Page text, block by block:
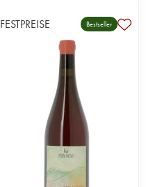
FESTPREISE Bestseller